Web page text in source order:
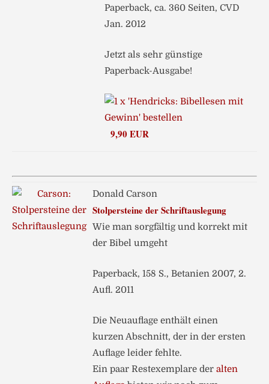
Paperback, ca. 360 Seiten, CVD
Jan. 2012
Jetzt als sehr günstige
Paperback-Ausgabe!
9,90 EUR
Donald Carson
Stolpersteine der Schriftauslegung
Wie man sorgfältig und korrekt mit
der Bibel umgeht
Paperback, 158 S., Betanien 2007, 2.
Aufl. 2011
Die Neuauflage enthält einen
kurzen Abschnitt, der in der ersten
Auflage leider fehlte.
Ein paar Restexemplare der alten